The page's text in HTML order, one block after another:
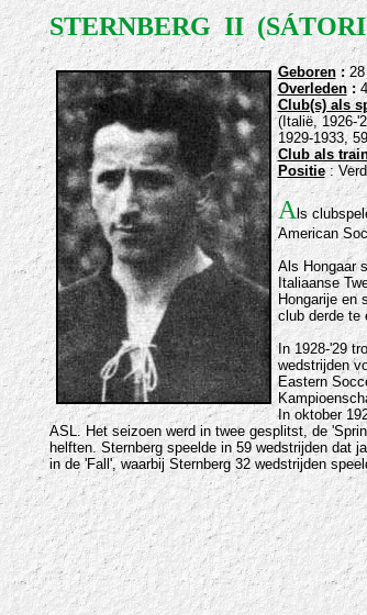
STERNBERG II
Geboren:
Overleden:
Club(s) als
(Italië, 1926-
1929-1933,
Club als
Positie :
A ls
American
Als Hongaar
Italiaanse
Hongarije en
club derde te
In 1928-'29
wedstrijden
Eastern
In oktober
ASL. Het seizoen werd in twee gesplitst, de
helften. Sternberg speelde in 59 wedstrijden dat
in de 'Fall', waarbij Sternberg 32 wedstrijden